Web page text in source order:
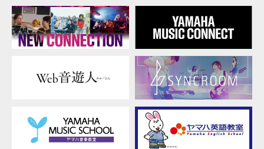
法により、人間が感得できる形にすること(ただ
し、著作権法その他適用される法令により明示的
に許可されている場合を除く)。
本ソフトウェアの全体または一部を複製、修正、
改変、賃貸、リース、転売、頒布または本ソフト
ウェアの内容に基づいて二次的著作物をつくるこ
と。
本ソフトウェアを、ネットワークを通して別のコ
ンピュータに伝送すること。
本ソフトウェアを利用して、違法なデータや公序
良俗に反するデータを配信すること。
弊社の許可無く本ソフトウェアの利用を前提とし